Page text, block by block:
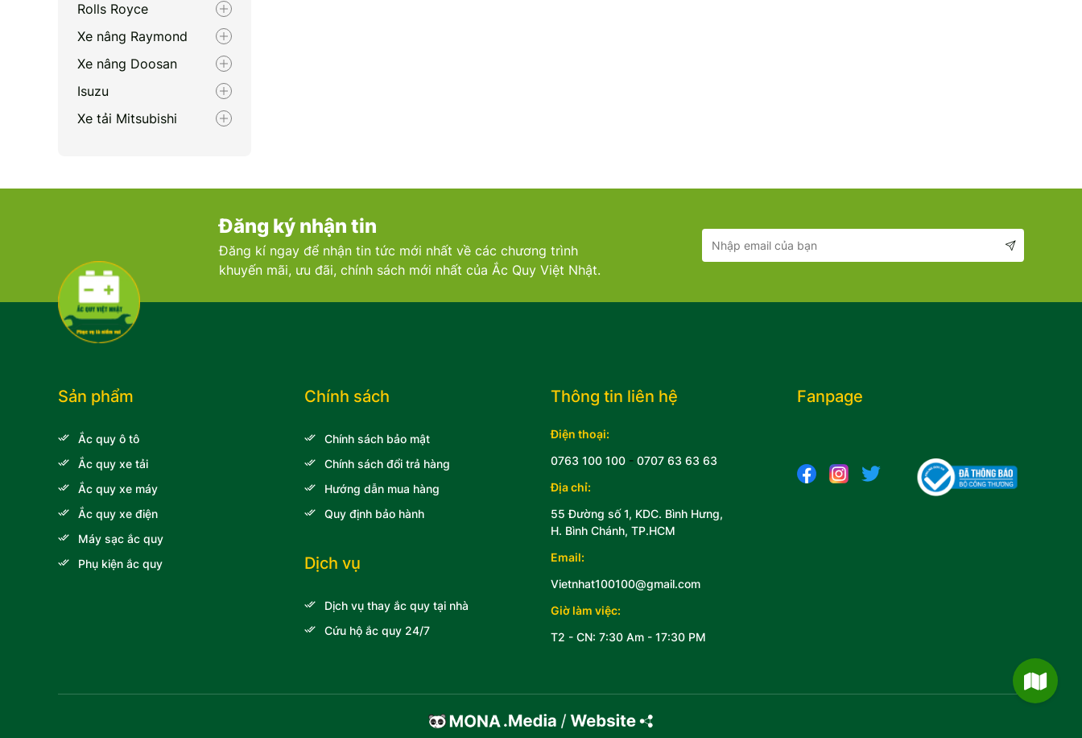
Rolls Royce
Xe nâng Raymond
Xe nâng Doosan
Isuzu
Xe tải Mitsubishi
Zotye
Volvo
Maserati
Lincoln
Xe khách Hyundai
Audi
Xe khách Transinco
Xe tải Veam
Xe nâng Toyota
Đăng ký nhận tin
Đăng kí ngay để nhận tin tức mới nhất về các chương trình
khuyến mãi, ưu đãi, chính sách mới nhất của Ắc Quy Việt Nhật.
Thông tin liên hệ
Điện thoại:
0763 100 100 - 0707 63 63 63
Địa chỉ:
55 Đường số 1, KDC. Bình Hưng,
H. Bình Chánh, TP.HCM
Email:
Vietnhat100100@gmail.com
Giờ làm việc:
T2 - CN: 7:30 Am - 17:30 PM
Sản phẩm
Ắc quy ô tô
Ắc quy xe tải
Ắc quy xe máy
Ắc quy xe điện
Máy sạc ắc quy
Phụ kiện ắc quy
Chính sách
Chính sách bảo mật
Chính sách đổi trả hàng
Hướng dẫn mua hàng
Quy định bảo hành
Dịch vụ
Dịch vụ thay ắc quy tại nhà
Cứu hộ ắc quy 24/7
Fanpage